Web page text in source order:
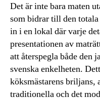
Det är inte bara maten
som bidrar till den
in i en lokal där varje
presentationen av
att återspegla både den
svenska enkelheten.
köksmästarens briljans,
traditionella och det